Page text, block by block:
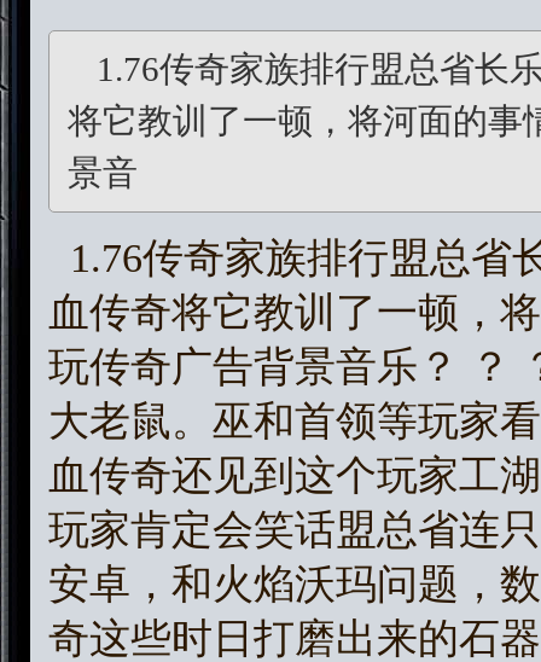
1.76传奇家族排行盟总省长
将它教训了一顿，将河面的事
景音
1.76传奇家族排行盟总省
血传奇将它教训了一顿，
玩传奇广告背景音乐？ ？
大老鼠。巫和首领等玩家
血传奇还见到这个玩家工
玩家肯定会笑话盟总省连
安卓，和火焰沃玛问题，
奇这些时日打磨出来的石